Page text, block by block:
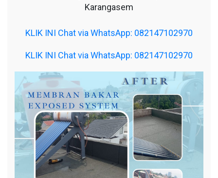
Karangasem
KLIK INI Chat via WhatsApp: 082147102970
KLIK INI Chat via WhatsApp: 082147102970